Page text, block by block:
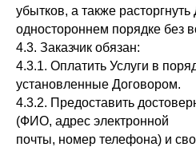
убытков, а также расторгнуть
одностороннем порядке без
4.3. Заказчик обязан:
4.3.1. Оплатить Услуги в
установленные Договором.
4.3.2. Предоставить
(ФИО, адрес электронной
почты, номер телефона) и